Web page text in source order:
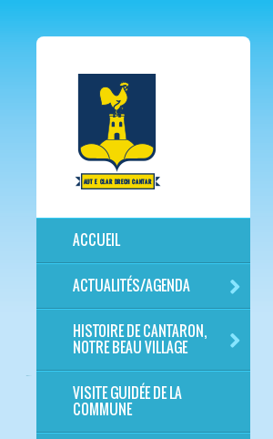
ACCUEIL
ACTUALITÉS/AGENDA
HISTOIRE DE CANTARON,
NOTRE BEAU VILLAGE
VISITE GUIDÉE DE LA
COMMUNE